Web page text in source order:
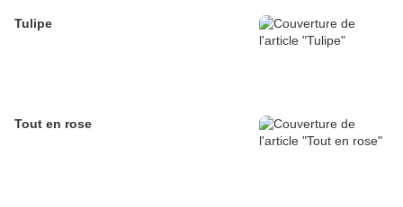
Tulipe
Tout en rose